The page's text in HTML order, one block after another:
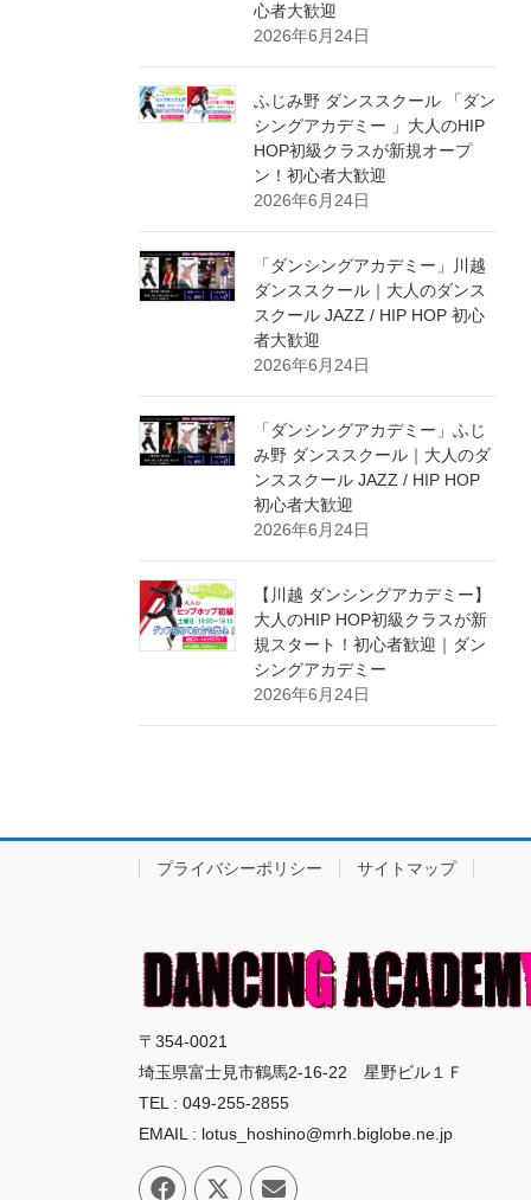
心者大歓迎
2026年6月24日
ふじみ野 ダンススクール 「ダン
シングアカデミー 」大人のHIP
HOP初級クラスが新規オープ
ン！初心者大歓迎
2026年6月24日
「ダンシングアカデミー」川越
ダンススクール｜大人のダンス
スクール JAZZ / HIP HOP 初心
者大歓迎
2026年6月24日
「ダンシングアカデミー」ふじ
み野 ダンススクール｜大人のダ
ンススクール JAZZ / HIP HOP
初心者大歓迎
2026年6月24日
【川越 ダンシングアカデミー】
大人のHIP HOP初級クラスが新
規スタート！初心者歓迎｜ダン
シングアカデミー
2026年6月24日
プライバシーポリシー サイトマップ
〒354-0021
埼玉県富士見市鶴馬2-16-22 星野ビル１Ｆ
TEL : 049-255-2855
EMAIL : lotus_hoshino@mrh.biglobe.ne.jp